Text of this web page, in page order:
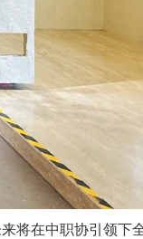
将在中职协引领下